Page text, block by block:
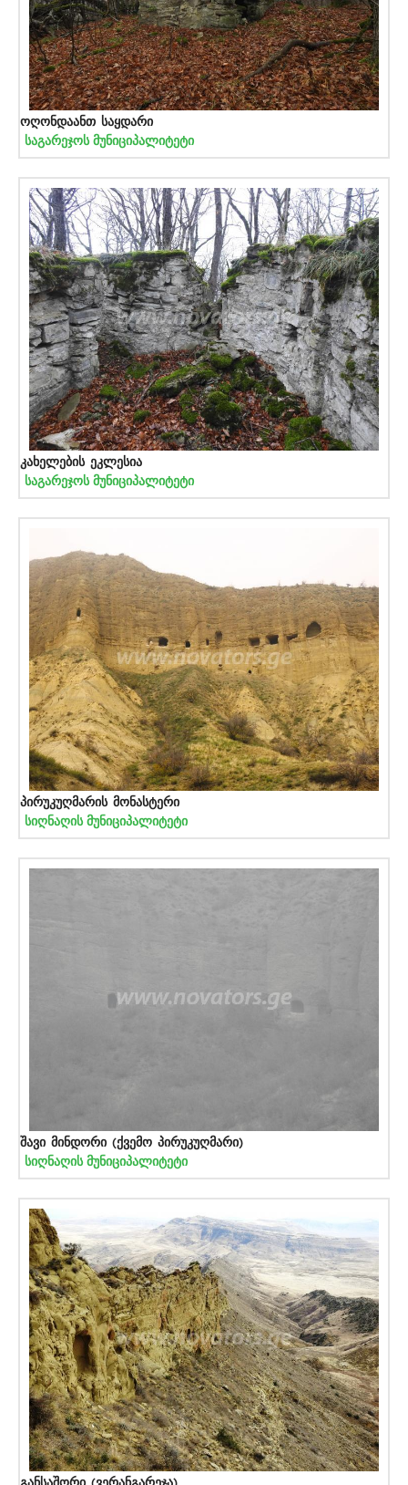
ოღონდაანთ საყდარი
საგარეჯოს მუნიციპალიტეტი
კახელების ეკლესია
საგარეჯოს მუნიციპალიტეტი
პირუკუღმარის მონასტერი
სიღნაღის მუნიციპალიტეტი
შავი მინდორი (ქვემო პირუკუღმარი)
სიღნაღის მუნიციპალიტეტი
განსაშორი (ვერანგარეჯა)